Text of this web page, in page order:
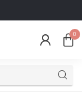
0